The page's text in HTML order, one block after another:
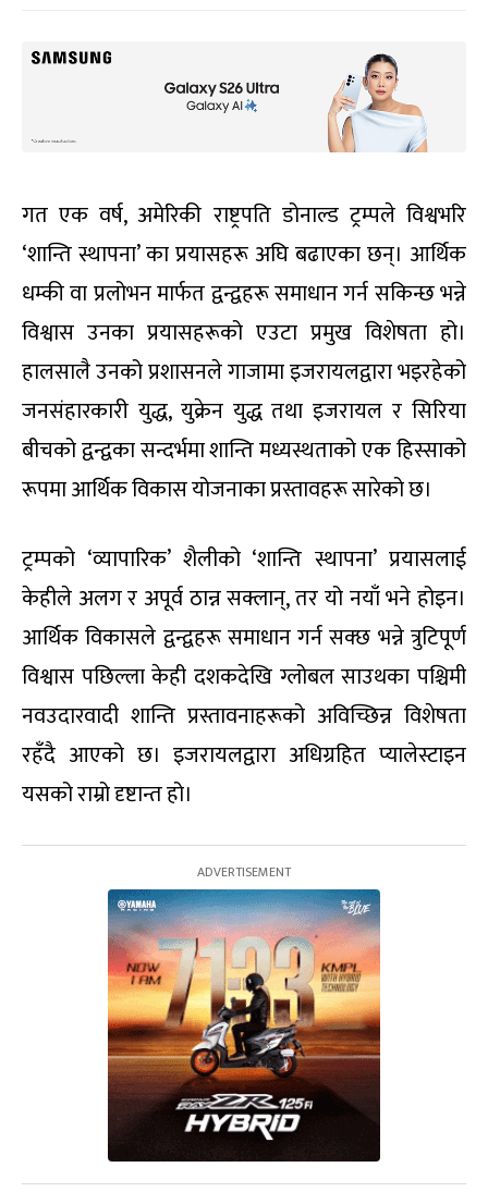
गत एक वर्ष, अमेरिकी राष्ट्रपति डोनाल्ड ट्रम्पले विश्वभरि
‘शान्ति स्थापना’ का प्रयासहरू अघि बढाएका छन्। आर्थिक
धम्की वा प्रलोभन मार्फत द्वन्द्वहरू समाधान गर्न सकिन्छ भन्ने
विश्वास उनका प्रयासहरूको एउटा प्रमुख विशेषता हो।
हालसालै उनको प्रशासनले गाजामा इजरायलद्वारा भइरहेको
जनसंहारकारी युद्ध, युक्रेन युद्ध तथा इजरायल र सिरिया
बीचको द्वन्द्वका सन्दर्भमा शान्ति मध्यस्थताको एक हिस्साको
रूपमा आर्थिक विकास योजनाका प्रस्तावहरू सारेको छ।
ट्रम्पको ‘व्यापारिक’ शैलीको ‘शान्ति स्थापना’ प्रयासलाई
केहीले अलग र अपूर्व ठान्न सक्लान्, तर यो नयाँ भने होइन।
आर्थिक विकासले द्वन्द्वहरू समाधान गर्न सक्छ भन्ने त्रुटिपूर्ण
विश्वास पछिल्ला केही दशकदेखि ग्लोबल साउथका पश्चिमी
नवउदारवादी शान्ति प्रस्तावनाहरूको अविच्छिन्न विशेषता
रहँदै आएको छ। इजरायलद्वारा अधिग्रहित प्यालेस्टाइन
यसको राम्रो दृष्टान्त हो।